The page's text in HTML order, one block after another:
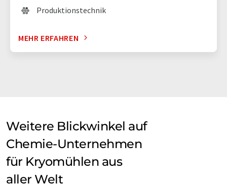
Produktionstechnik
MEHR ERFAHREN
Weitere Blickwinkel auf
Chemie-Unternehmen
für Kryomühlen aus
aller Welt